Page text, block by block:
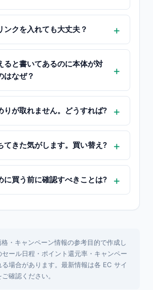
ンクを入れても大丈夫？
ると書いてあるのに本体が対
はなぜ？
りが取れません。どうすれば?
てきた気がします。買い替え?
に買う前に確認すべきことは?
・キャンペーン情報の参考目的で作成し
ール日程・ポイント還元率・キャンペー
る場合があります。最新情報は各 EC サイ
確認ください。